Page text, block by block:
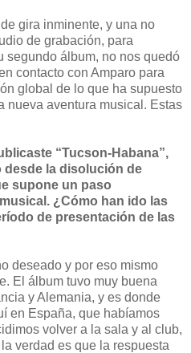
gira inminente, y una no
de grabación, para
segundo álbum, no nos quedó
contacto con Amparo para
global de lo que ha supuesto
nueva aventura musical. Estas
“Tucson-Habana”,
la disolución de
supone un paso
¿Cómo han ido las
de presentación de las
deseado y por eso mismo
El álbum tuvo muy buena
y Alemania, y es donde
en España, que habíamos
volver a la sala y al club,
verdad es que la respuesta